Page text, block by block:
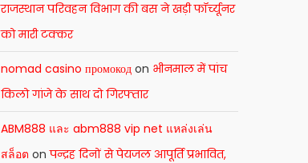
राजस्थान परिवहन विभाग की बस ने खड़ी फॉर्च्यूनर
को मारी टक्कर
nomad casino промокод on भीनमाल में पांच
किलो गांजे के साथ दो गिरफ्तार
ABM888 และ abm888 vip net แหล่งเล่น
สล็อต onपन्द्रह दिनों से पेयजल आपूर्ति प्रभावित,